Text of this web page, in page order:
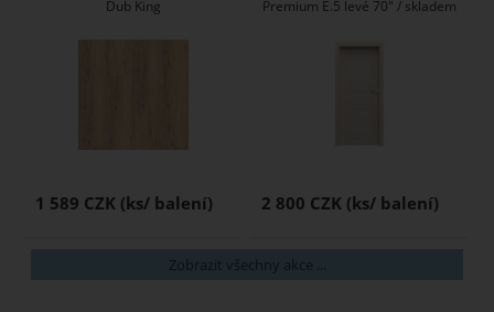
Dub King
1 589 CZK
Premium E.5 levé 70" / skladem
2 800 CZK
Zobrazit všechny akce ...